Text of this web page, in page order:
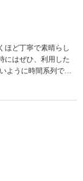
ほど丁寧で素晴らし
にはぜひ、利用した
ように時間系列で箇
み。 ・すべての会
現場で再度確認、説
定が終わった会社の
点で、一斉に金額を
３０分程度で契約書
準備する書類（印
せいただき、それ
ざいます。 この
とうございまし
ご利用お待ちし